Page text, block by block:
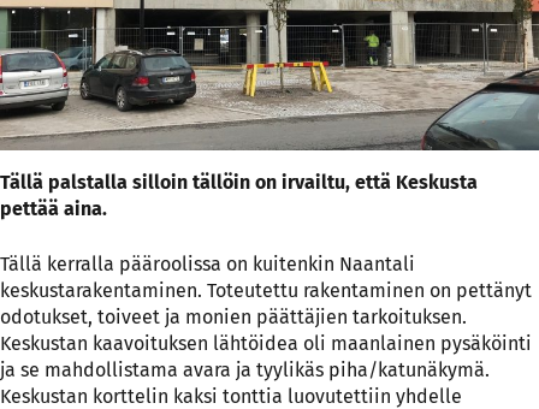
Tällä palstalla silloin tällöin on irvailtu, että Keskusta
pettää aina.
Tällä kerralla pääroolissa on kuitenkin Naantali
keskustarakentaminen. Toteutettu rakentaminen on pettänyt
odotukset, toiveet ja monien päättäjien tarkoituksen.
Keskustan kaavoituksen lähtöidea oli maanlainen pysäköinti
ja se mahdollistama avara ja tyylikäs piha/katunäkymä.
Keskustan korttelin kaksi tonttia luovutettiin yhdelle